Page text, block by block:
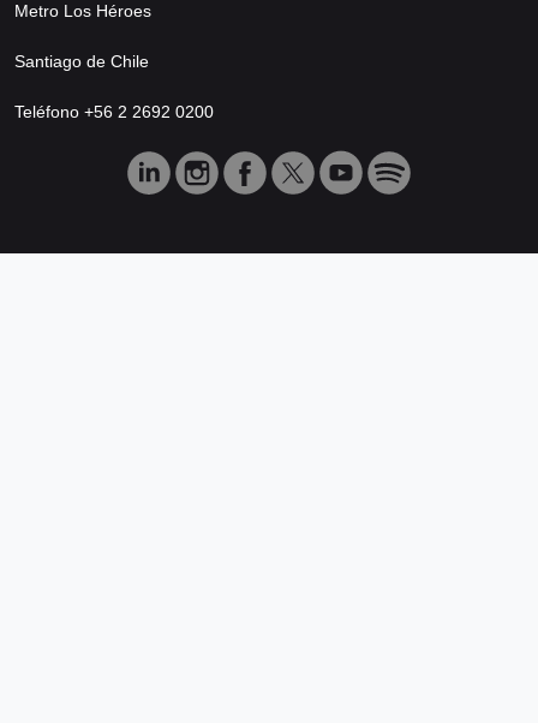
Metro Los Héroes
Santiago de Chile
Teléfono +56 2 2692 0200